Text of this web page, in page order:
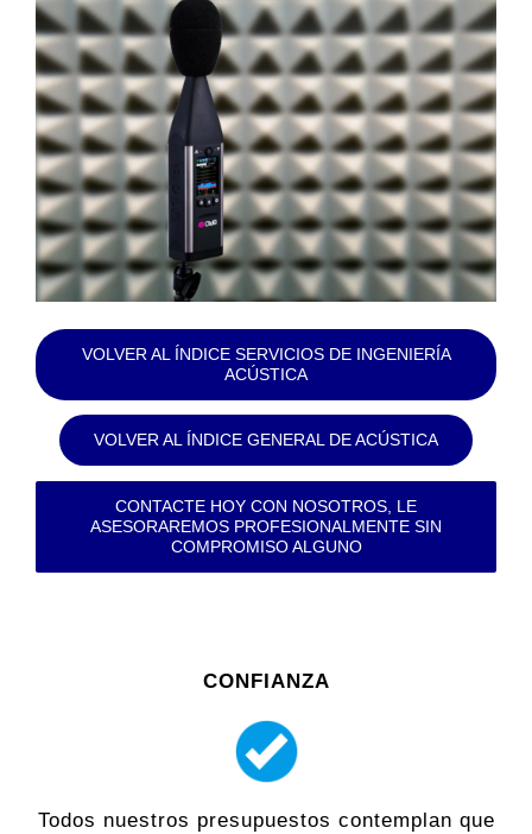
VOLVER AL ÍNDICE SERVICIOS DE INGENIERÍA
ACÚSTICA
VOLVER AL ÍNDICE GENERAL DE ACÚSTICA
CONTACTE HOY CON NOSOTROS, LE
ASESORAREMOS PROFESIONALMENTE SIN
COMPROMISO ALGUNO
CONFIANZA
Todos nuestros presupuestos contemplan que